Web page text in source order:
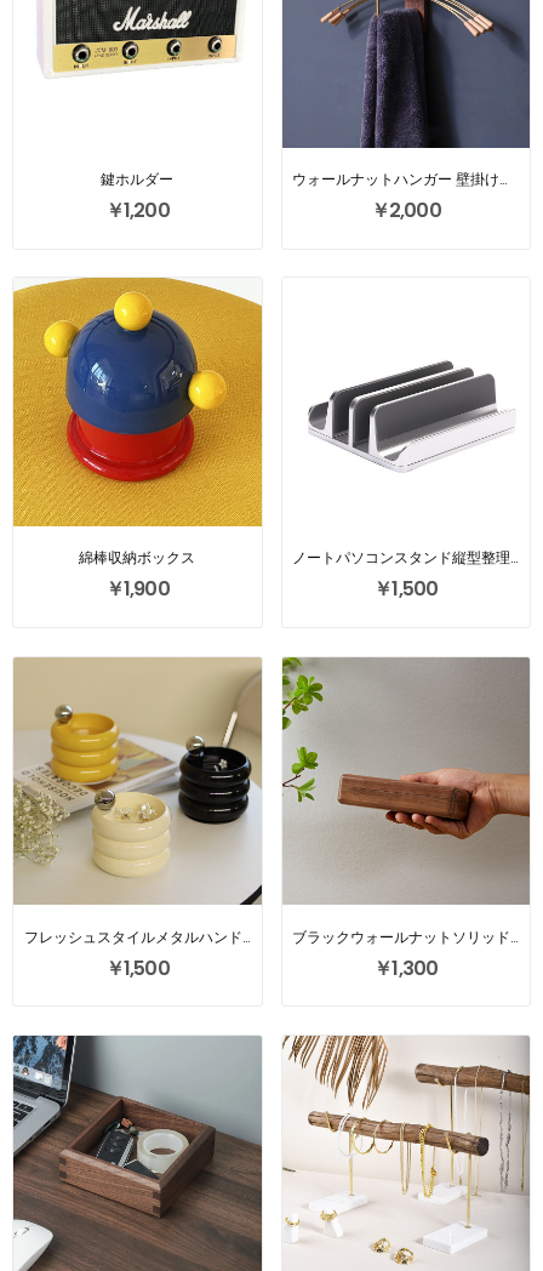
鍵ホルダー
￥1,200
ウォールナットハンガー 壁掛けハンガー 収納ラック
￥2,000
綿棒収納ボックス
￥1,900
ノートパソコンスタンド縦型整理ラック
￥1,500
フレッシュスタイルメタルハンドルジュエリー収納ボックス
￥1,500
ブラックウォールナットソリッドウッドグラスストレージボックス
￥1,300